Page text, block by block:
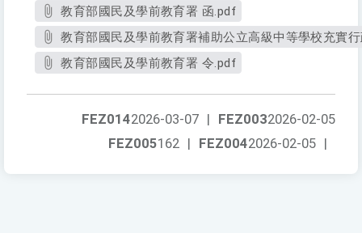
教育部國民及學前教育署 函.pdf
教育部國民及學前教育署補助公立高級中等學校充實
教育部國民及學前教育署 令.pdf
FEZ0032026-02-05
FEZ0142026-03-07 |
FEZ0042026-02-05 |
FEZ005162 |